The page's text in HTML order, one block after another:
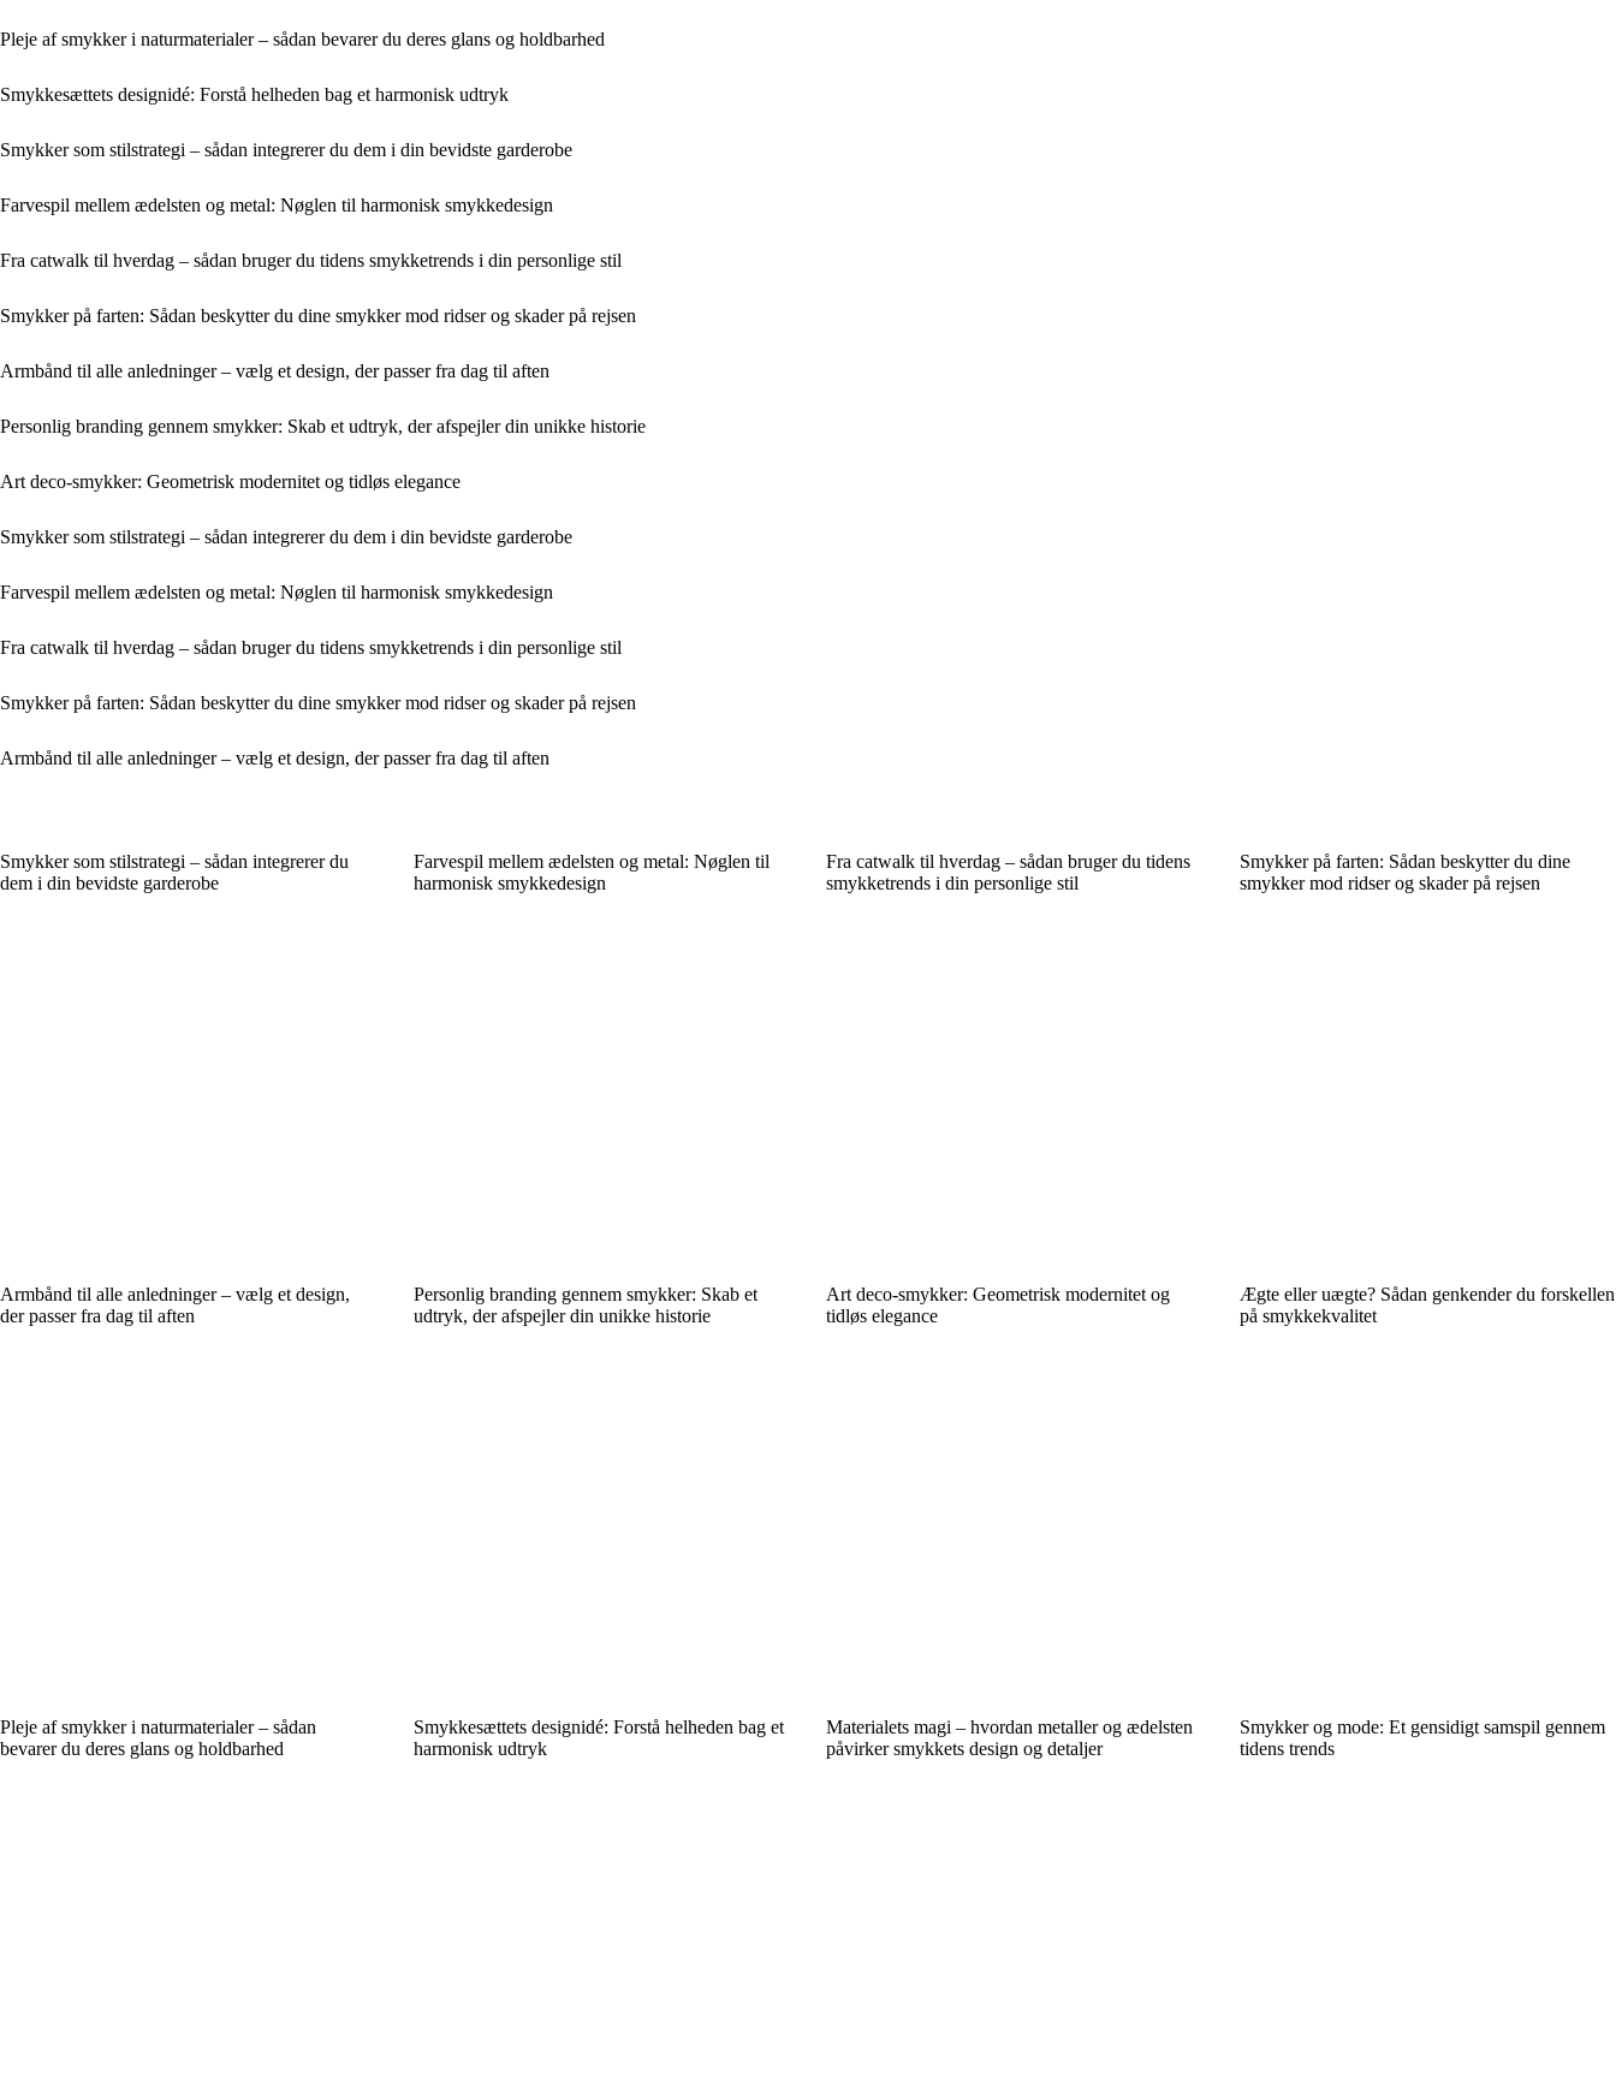
Pleje af smykker i naturmaterialer – sådan bevarer du deres glans og holdbarhed
Smykkesættets designidé: Forstå helheden bag et harmonisk udtryk
Smykker som stilstrategi – sådan integrerer du dem i din bevidste garderobe
Farvespil mellem ædelsten og metal: Nøglen til harmonisk smykkedesign
Fra catwalk til hverdag – sådan bruger du tidens smykketrends i din personlige stil
Smykker på farten: Sådan beskytter du dine smykker mod ridser og skader på rejsen
Armbånd til alle anledninger – vælg et design, der passer fra dag til aften
Personlig branding gennem smykker: Skab et udtryk, der afspejler din unikke historie
Art deco-smykker: Geometrisk modernitet og tidløs elegance
Smykker som stilstrategi – sådan integrerer du dem i din bevidste garderobe
Farvespil mellem ædelsten og metal: Nøglen til harmonisk smykkedesign
Fra catwalk til hverdag – sådan bruger du tidens smykketrends i din personlige stil
Smykker på farten: Sådan beskytter du dine smykker mod ridser og skader på rejsen
Armbånd til alle anledninger – vælg et design, der passer fra dag til aften
Smykker som stilstrategi – sådan integrerer du
dem i din bevidste garderobe
Farvespil mellem ædelsten og metal: Nøglen til
harmonisk smykkedesign
Fra catwalk til hverdag – sådan bruger du tidens
smykketrends i din personlige stil
Smykker på farten: Sådan beskytter du dine
smykker mod ridser og skader på rejsen
Armbånd til alle anledninger – vælg et design,
der passer fra dag til aften
Personlig branding gennem smykker: Skab et
udtryk, der afspejler din unikke historie
Art deco-smykker: Geometrisk modernitet og
tidløs elegance
Ægte eller uægte? Sådan genkender du forskellen
på smykkekvalitet
Pleje af smykker i naturmaterialer – sådan
bevarer du deres glans og holdbarhed
Smykkesættets designidé: Forstå helheden bag et
harmonisk udtryk
Materialets magi – hvordan metaller og ædelsten
påvirker smykkets design og detaljer
Smykker og mode: Et gensidigt samspil gennem
tidens trends